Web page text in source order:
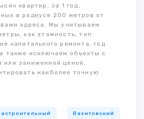
квартир, за 1 год,
в радиусе 200 метров от
вами адреса. Мы учитываем
как этажность, тип
капитального ремонта, год
также исключаем объекты с
или заниженной ценой,
наиболее точную
Вахитовский